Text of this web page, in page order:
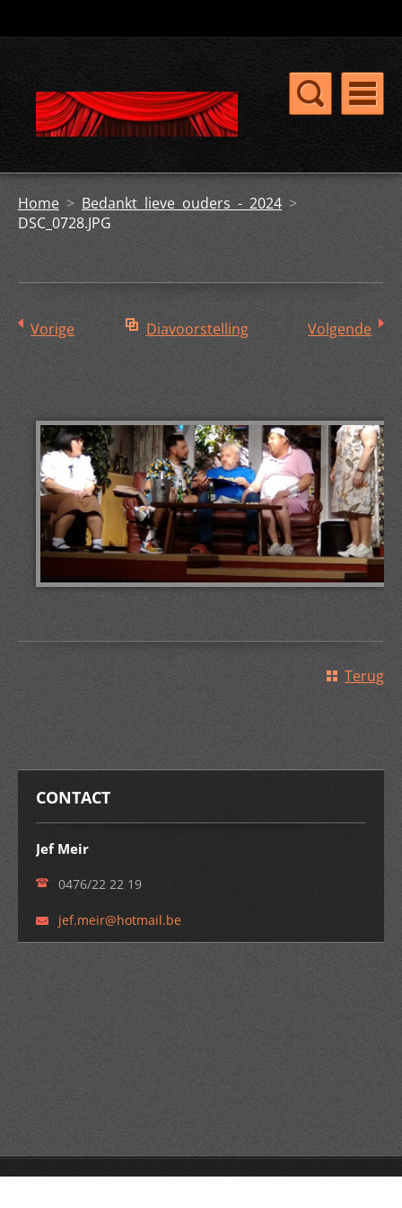
Home > Bedankt lieve ouders - 2024 >
DSC_0728.JPG
Vorige Diavoorstelling Volgende
Terug
CONTACT
Jef Meir
0476/22 22 19
jef.meir@hotmail.be